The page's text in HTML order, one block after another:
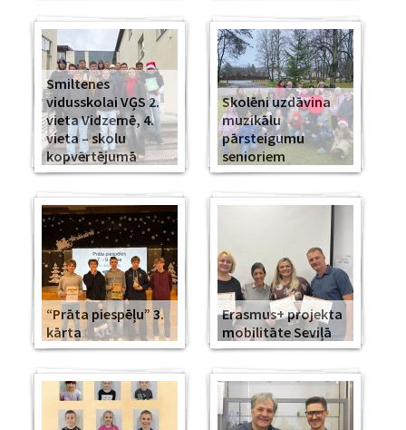
Smiltenes
vidusskolai VĢS 2.
vieta Vidzemē, 4.
vieta – skolu
kopvērtējumā
Skolēni uzdāvina
muzikālu
pārsteigumu
senioriem
“Prāta piespēļu” 3.
kārta
Erasmus+ projekta
mobilitāte Seviļā